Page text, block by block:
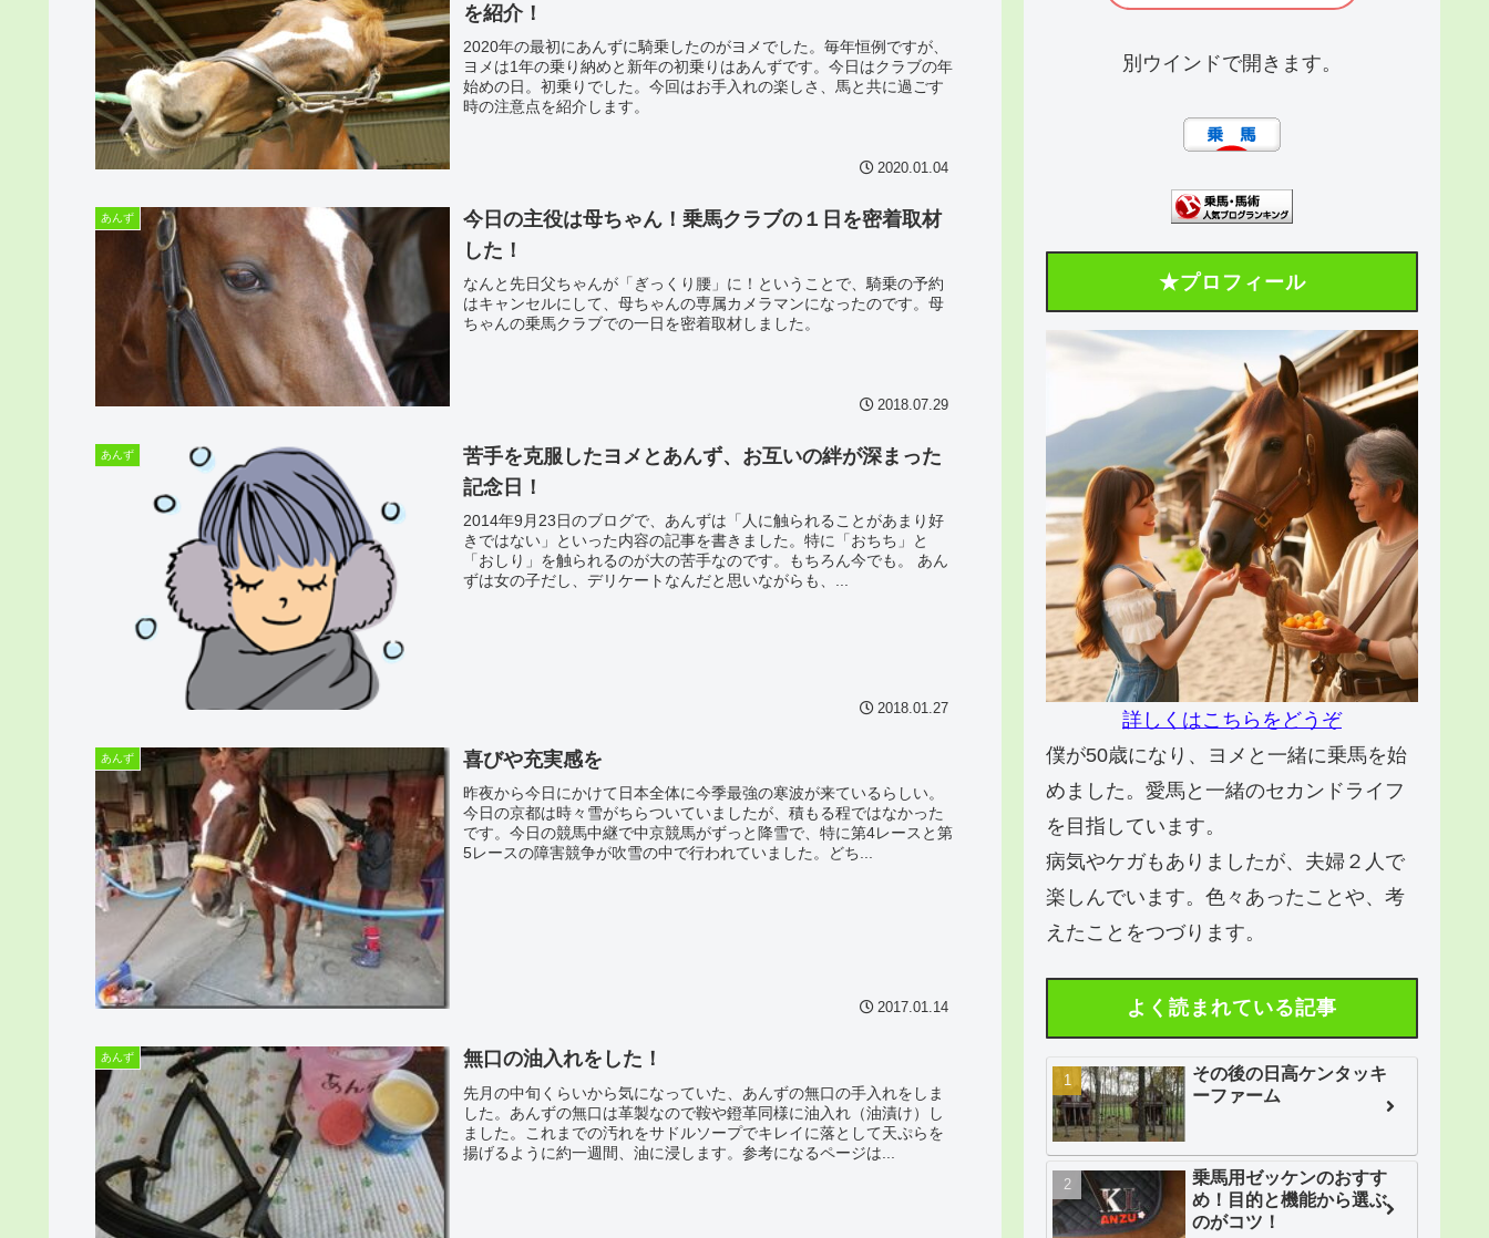
を紹介！
2020年の最初にあんずに騎乗したのがヨメでした。毎年恒例ですが、
ヨメは1年の乗り納めと新年の初乗りはあんずです。今日はクラブの年
始めの日。初乗りでした。今回はお手入れの楽しさ、馬と共に過ごす
時の注意点を紹介します。
2020.01.04
あんず
今日の主役は母ちゃん！乗馬クラブの１日を密着取材
した！
なんと先日父ちゃんが「ぎっくり腰」に！ということで、騎乗の予約
はキャンセルにして、母ちゃんの専属カメラマンになったのです。母
ちゃんの乗馬クラブでの一日を密着取材しました。
2018.07.29
あんず
苦手を克服したヨメとあんず、お互いの絆が深まった
記念日！
2014年9月23日のブログで、あんずは「人に触られることがあまり好
きではない」といった内容の記事を書きました。特に「おちち」と
「おしり」を触られるのが大の苦手なのです。もちろん今でも。 あん
ずは女の子だし、デリケートなんだと思いながらも、...
2018.01.27
あんず 喜びや充実感を
昨夜から今日にかけて日本全体に今季最強の寒波が来ているらしい。
今日の京都は時々雪がちらついていましたが、積もる程ではなかった
です。今日の競馬中継で中京競馬がずっと降雪で、特に第4レースと第
5レースの障害競争が吹雪の中で行われていました。どち...
2017.01.14
あんず 無口の油入れをした！
先月の中旬くらいから気になっていた、あんずの無口の手入れをしま
した。あんずの無口は革製なので鞍や鐙革同様に油入れ（油漬け）し
ました。これまでの汚れをサドルソープでキレイに落として天ぷらを
揚げるように約一週間、油に浸します。参考になるページは...
別ウインドで開きます。
★プロフィール
詳しくはこちらをどうぞ
僕が50歳になり、ヨメと一緒に乗馬を始
めました。愛馬と一緒のセカンドライフ
を目指しています。
病気やケガもありましたが、夫婦２人で
楽しんでいます。色々あったことや、考
えたことをつづります。
よく読まれている記事
その後の日高ケンタッキ
ーファーム
乗馬用ゼッケンのおすす
め！目的と機能から選ぶ
のがコツ！